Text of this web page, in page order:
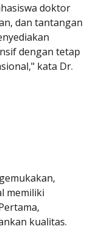
doktor
dan tantangan
dengan tetap
kata Dr.
memiliki
kualitas.